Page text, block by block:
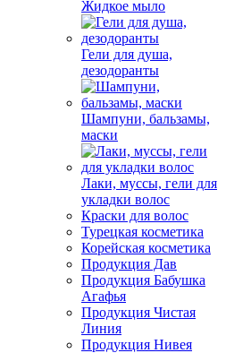
Жидкое мыло
Гели для душа,
дезодоранты
Шампуни, бальзамы,
маски
Лаки, муссы, гели для
укладки волос
Краски для волос
Турецкая косметика
Корейская косметика
Продукция Дав
Продукция Бабушка
Агафья
Продукция Чистая
Линия
Продукция Нивея